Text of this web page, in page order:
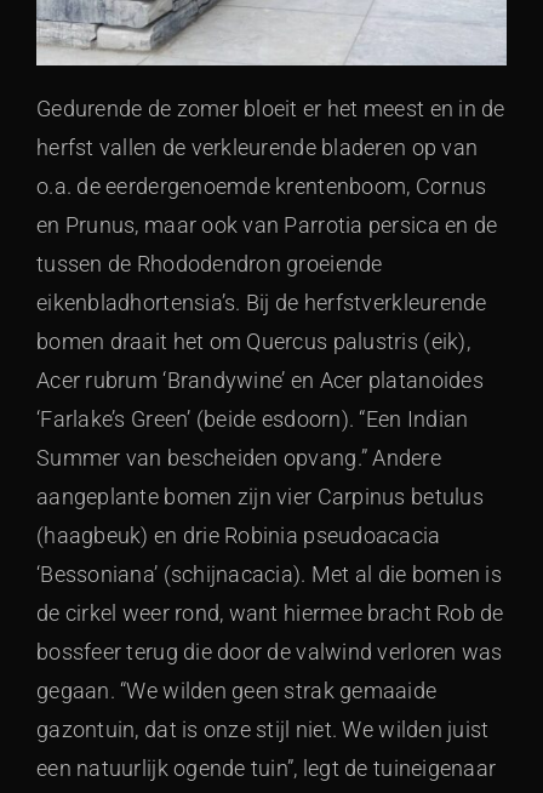
Gedurende de zomer bloeit er het meest en in de
herfst vallen de verkleurende bladeren op van
o.a. de eerdergenoemde krentenboom, Cornus
en Prunus, maar ook van Parrotia persica en de
tussen de Rhododendron groeiende
eikenbladhortensia’s. Bij de herfstverkleurende
bomen draait het om Quercus palustris (eik),
Acer rubrum ‘Brandywine’ en Acer platanoides
‘Farlake’s Green’ (beide esdoorn). “Een Indian
Summer van bescheiden opvang.” Andere
aangeplante bomen zijn vier Carpinus betulus
(haagbeuk) en drie Robinia pseudoacacia
‘Bessoniana’ (schijnacacia). Met al die bomen is
de cirkel weer rond, want hiermee bracht Rob de
bossfeer terug die door de valwind verloren was
gegaan. “We wilden geen strak gemaaide
gazontuin, dat is onze stijl niet. We wilden juist
een natuurlijk ogende tuin”, legt de tuineigenaar